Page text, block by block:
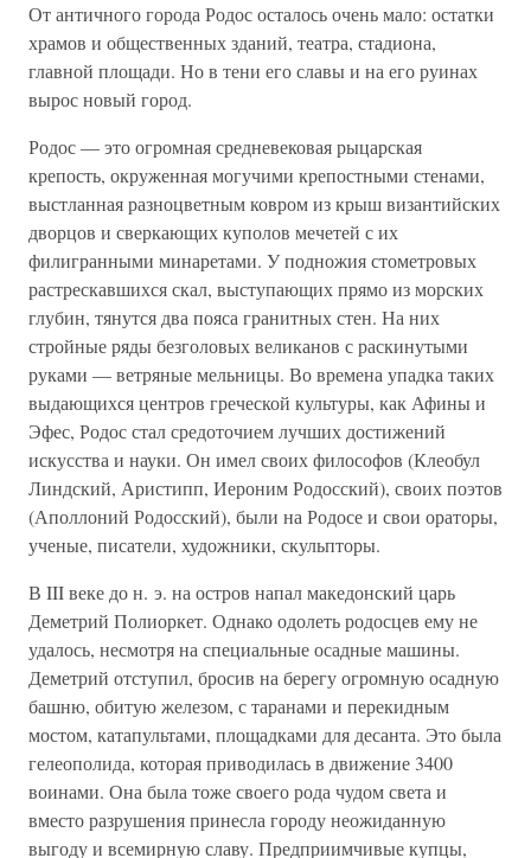
От античного города Родос осталось очень мало: остатки
храмов и общественных зданий, театра, стадиона,
главной площади. Но в тени его славы и на его руинах
вырос новый город.
Родос — это огромная средневековая рыцарская
крепость, окруженная могучими крепостными стенами,
выстланная разноцветным ковром из крыш византийских
дворцов и сверкающих куполов мечетей с их
филигранными минаретами. У подножия стометровых
растрескавшихся скал, выступающих прямо из морских
глубин, тянутся два пояса гранитных стен. На них
стройные ряды безголовых великанов с раскинутыми
руками — ветряные мельницы. Во времена упадка таких
выдающихся центров греческой культуры, как Афины и
Эфес, Родос стал средоточием лучших достижений
искусства и науки. Он имел своих философов (Клеобул
Линдский, Аристипп, Иероним Родосский), своих поэтов
(Аполлоний Родосский), были на Родосе и свои ораторы,
ученые, писатели, художники, скульпторы.
В III веке до н. э. на остров напал македонский царь
Деметрий Полиоркет. Однако одолеть родосцев ему не
удалось, несмотря на специальные осадные машины.
Деметрий отступил, бросив на берегу огромную осадную
башню, обитую железом, с таранами и перекидным
мостом, катапультами, площадками для десанта. Это была
гелеополида, которая приводилась в движение 3400
воинами. Она была тоже своего рода чудом света и
вместо разрушения принесла городу неожиданную
выгоду и всемирную славу. Предприимчивые купцы,